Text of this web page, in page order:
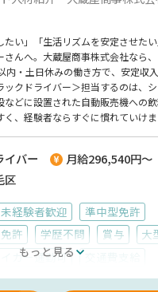
たい」「生活リズムを安定させた
さんへ。大蔵屋商事株式会社なら
内・土日休みの働き方で、安定収
ックドライバー＞担当するのは、
どに設置された自動販売機への飲
、経験者ならすぐに慣れていけ
、ぜひ知ってほしい仕事です！
イバー
月給296,540円～
区
未経験者歓迎
準中型免許
許 学歴不問 賞与
大
イカー通勤可
厚生年金
社内イベント
もっと見る